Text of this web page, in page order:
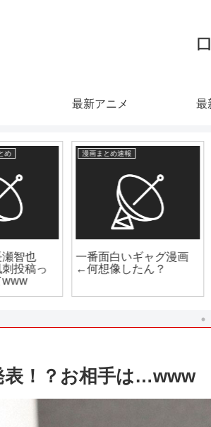
最新アニメ 最
ゃんねる
おむすび』
衝撃
漫画まとめ速報
【朗報】キン肉マンの
作者ゆでたまごさん、
表！？お相手は…www